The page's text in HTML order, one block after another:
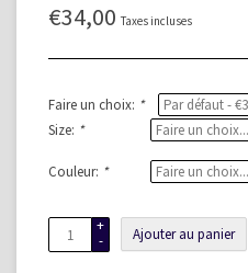
€34,00 Taxes incluses
Faire un choix: *
Size: *
Couleur: *
+
-
Ajouter au panier